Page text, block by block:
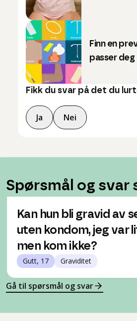
Finn en
passer deg
Fikk du svar på det du
Ja Nei
Spørsmål og svar
Kan hun bli gravid av
uten kondom, jeg var
men kom ikke?
Gutt, 17 Graviditet
Gå til spørsmål og svar